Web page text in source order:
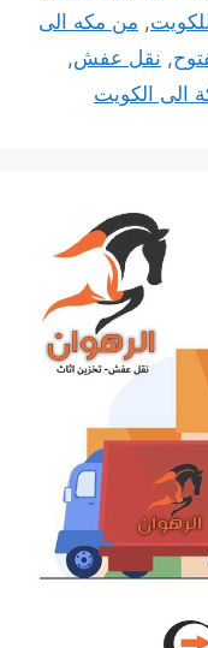
, من مكه الى
, نقل عفش,
الكويت